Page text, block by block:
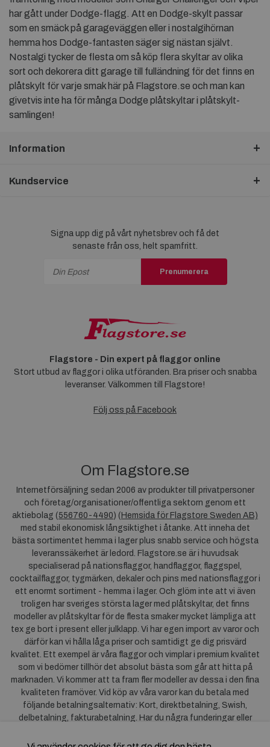
har gått under Dodge-flagg. Att en Dodge-skylt passar
som en smäck på garageväggen eller i nostalgihörnan
hemma hos Dodge-fantasten säger sig nästan självt.
Nostalgi tycker de flesta om så köp flera skyltar av olika
sort och dekorera ditt garage till fulländning för det finns en
plåtskylt för varje smak här på Flagstore.se och man kan
givetvis inte ha för många Dodge plåtskyltar i plåtskylt-
samlingen!
Information
Kundservice
Signa upp dig på vårt nyhetsbrev och få det
senaste från oss, helt spamfritt.
Prenumerera
Flagstore - Din expert på flaggor online
Stort utbud av flaggor i olika utföranden. Bra priser och snabba
leveranser. Välkommen till Flagstore!
Följ oss på Facebook
Om Flagstore.se
Internetförsäljning sedan 2006 av produkter till privatpersoner
och företag/organisationer/offentliga sektorn genom ett
aktiebolag (556760-4490) ( Hemsida för Flagstore Sweden AB)
med stabil ekonomisk långsiktighet i åtanke. Att inneha det
bästa sortimentet hemma i lager plus snabb service och högsta
leveranssäkerhet är ledord. Flagstore.se är i huvudsak
specialiserad på nationsflaggor, handflaggor, flaggspel,
cocktailflaggor, tygmärken, dekaler och pins med nationsflaggor i
ett enormt sortiment - hemma i lager. Och glöm inte att vi även
troligen har sveriges största lager med plåtskyltar, det finns
modeller av plåtskyltar för de flesta smaker mycket lämpliga att
tex ge bort i present eller julklapp. Vi har egen import av varor och
därför kan vi hålla låga priser och samtidigt ge dig prisvärd
kvalitet. Ett exempel är våra flaggor och vimplar i premium kvalitet
som vi bedömer tillhör det absolut bästa som går att hitta på
marknaden. Vi kommer att ta fram fler modeller av dessa i den fina
kvaliteten framöver. Vid köp av våra varor kan du betala med
följande betalningsalternativ: Kort, direktbetalning, Swish,
delbetalning, fakturabetalning. Har du några funderingar eller
dig till oss. För frågor kring Klarna kan duklicka här